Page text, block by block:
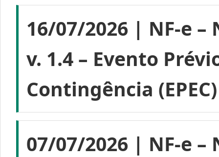
16/07/2026 | NF-e –
v. 1.4 – Evento
Contingência (EPEC)
07/07/2026 | NF-e –